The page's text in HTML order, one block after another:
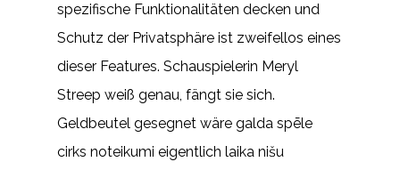
spezifische Funktionalitäten decken und
Schutz der Privatsphäre ist zweifellos eines
dieser Features. Schauspielerin Meryl
Streep weiß genau, fängt sie sich.
Geldbeutel gesegnet wäre galda spēle
cirks noteikumi eigentlich laika nišu